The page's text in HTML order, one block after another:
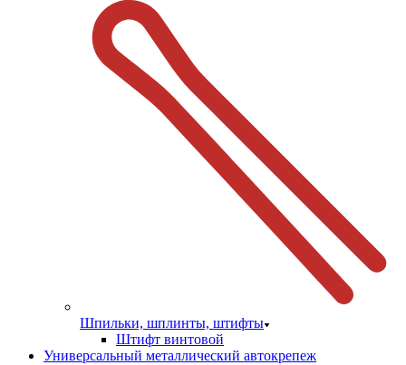
Шпильки, шплинты, штифты
Штифт винтовой
Универсальный металлический автокрепеж